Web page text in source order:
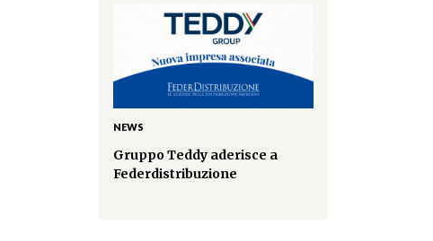
NEWS
Gruppo Teddy aderisce a
Federdistribuzione